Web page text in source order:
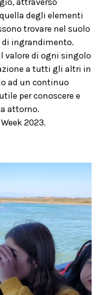
degli elementi
trovare nel suolo
di ingrandimento.
valore di ogni singolo
a tutti gli altri in
ad un continuo
per conoscere e
attorno.
2023.